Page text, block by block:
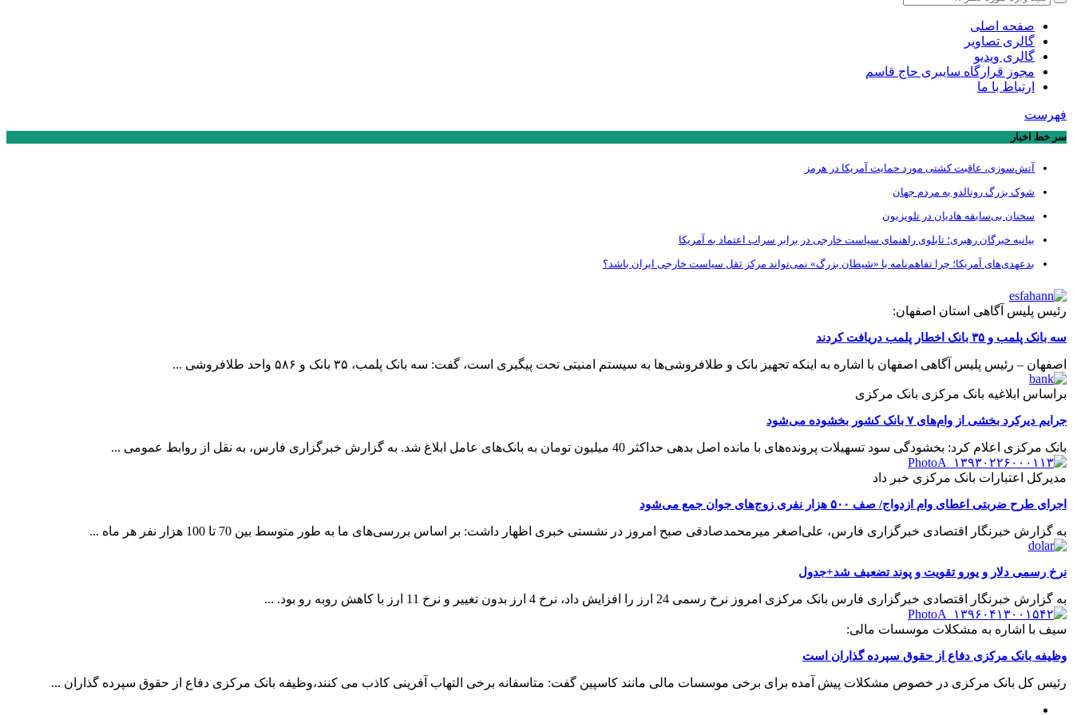
صفحه اصلی
گالری تصاویر
گالری ویدیو
مجوز قرارگاه سایبری حاج قاسم
ارتباط با ما
فهرست
سر خط اخبار
آتش‌سوزی، عاقبت کشتی مورد حمایت آمریکا در هرمز
شوک بزرگ رونالدو به مردم جهان
سخنان بی‌سابقه هادیان در تلویزیون
بیانیه خبرگان رهبری؛ تابلوی راهنمای سیاست خارجی در برابر سراب اعتماد به آمریکا
بدعهدی‌های آمریکا؛ چرا تفاهم‌نامه با «شیطان بزرگ» نمی‌تواند مرکز ثقل سیاست خارجی ایران باشد؟
رئیس پلیس آگاهی استان اصفهان:
سه بانک پلمب و ۳۵ بانک اخطار پلمب دریافت کردند
اصفهان – رئیس پلیس آگاهی اصفهان با اشاره به اینکه تجهیز بانک‌ و طلافروشی‌ها به سیستم‌ امنیتی تحت پیگیری است، گفت: سه بانک پلمب، ۳۵ بانک و ۵۸۶ واحد طلافروشی ...
براساس ابلاغیه بانک مرکزی بانک مرکزی
جرایم دیرکرد بخشی از وام‌های ۷ بانک کشور بخشوده می‌شود
بانک مرکزی اعلام کرد: بخشودگی سود تسهیلات پرونده‌های با مانده اصل بدهی حداکثر 40 میلیون تومان به بانک‌های عامل ابلاغ شد. به گزارش خبرگزاری فارس، به نقل از روابط عمومی ...
مدیرکل اعتبارات بانک مرکزی خبر داد
اجرای طرح ضربتی اعطای وام ازدواج/ صف ۵۰۰ هزار نفری زوج‌های جوان جمع می‌شود
به گزارش خبرنگار اقتصادی خبرگزاری فارس، علی‌اصغر میرمحمدصادقی صبح امروز در نشستی خبری اظهار داشت: بر اساس بررسی‌های ما به طور متوسط بین 70 تا 100 هزار نفر هر ماه ...
نرخ رسمی دلار و یورو تقویت و پوند تضعیف شد+جدول
به گزارش خبرنگار اقتصادی خبرگزاری فارس بانک مرکزی امروز نرخ رسمی 24 ارز را افزایش داد، نرخ 4 ارز بدون تغییر و نرخ 11 ارز با کاهش رو‌به رو بود. ...
سیف با اشاره به مشکلات موسسات مالی:
وظیفه بانک مرکزی دفاع از حقوق سپرده گذاران است
رئیس کل بانک مرکزی در خصوص مشکلات پیش آمده برای برخی موسسات مالی مانند کاسپین گفت: متاسفانه برخی التهاب آفرینی کاذب می کنند،وظیفه بانک مرکزی دفاع از حقوق سپرده گذاران ...